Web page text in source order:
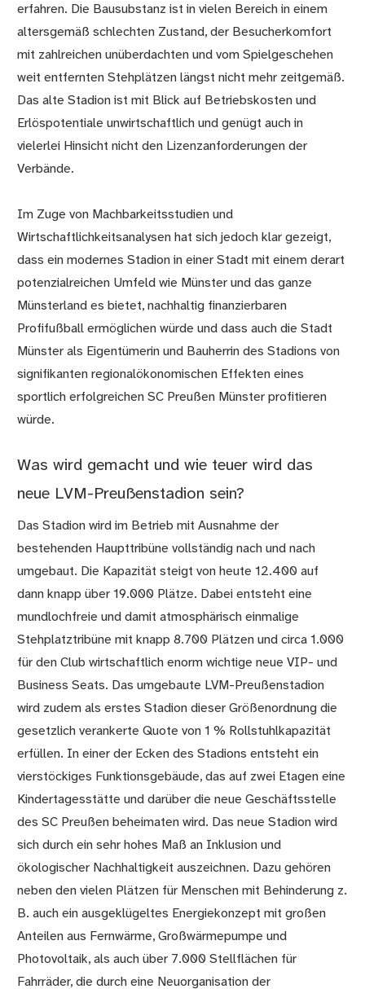
erfahren. Die Bausubstanz ist in vielen Bereich in einem
altersgemäß schlechten Zustand, der Besucherkomfort
mit zahlreichen unüberdachten und vom Spielgeschehen
weit entfernten Stehplätzen längst nicht mehr zeitgemäß.
Das alte Stadion ist mit Blick auf Betriebskosten und
Erlöspotentiale unwirtschaftlich und genügt auch in
vielerlei Hinsicht nicht den Lizenzanforderungen der
Verbände.
Im Zuge von Machbarkeitsstudien und
Wirtschaftlichkeitsanalysen hat sich jedoch klar gezeigt,
dass ein modernes Stadion in einer Stadt mit einem derart
potenzialreichen Umfeld wie Münster und das ganze
Münsterland es bietet, nachhaltig finanzierbaren
Profifußball ermöglichen würde und dass auch die Stadt
Münster als Eigentümerin und Bauherrin des Stadions von
signifikanten regionalökonomischen Effekten eines
sportlich erfolgreichen SC Preußen Münster profitieren
würde.
Was wird gemacht und wie teuer wird das
neue LVM-Preußenstadion sein?
Das Stadion wird im Betrieb mit Ausnahme der
bestehenden Haupttribüne vollständig nach und nach
umgebaut. Die Kapazität steigt von heute 12.400 auf
dann knapp über 19.000 Plätze. Dabei entsteht eine
mundlochfreie und damit atmosphärisch einmalige
Stehplatztribüne mit knapp 8.700 Plätzen und circa 1.000
für den Club wirtschaftlich enorm wichtige neue VIP- und
Business Seats. Das umgebaute LVM-Preußenstadion
wird zudem als erstes Stadion dieser Größenordnung die
gesetzlich verankerte Quote von 1 % Rollstuhlkapazität
erfüllen. In einer der Ecken des Stadions entsteht ein
vierstöckiges Funktionsgebäude, das auf zwei Etagen eine
Kindertagesstätte und darüber die neue Geschäftsstelle
des SC Preußen beheimaten wird. Das neue Stadion wird
sich durch ein sehr hohes Maß an Inklusion und
ökologischer Nachhaltigkeit auszeichnen. Dazu gehören
neben den vielen Plätzen für Menschen mit Behinderung z.
B. auch ein ausgeklügeltes Energiekonzept mit großen
Anteilen aus Fernwärme, Großwärmepumpe und
Photovoltaik, als auch über 7.000 Stellflächen für
Fahrräder, die durch eine Neuorganisation der